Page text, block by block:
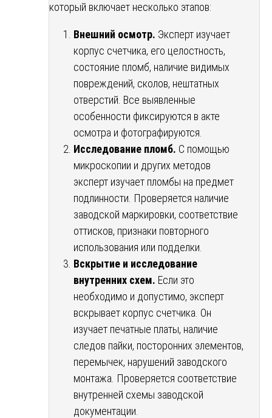
который включает несколько этапов:
Внешний осмотр. Эксперт изучает
корпус счетчика, его целостность,
состояние пломб, наличие видимых
повреждений, сколов, нештатных
отверстий. Все выявленные
особенности фиксируются в акте
осмотра и фотографируются.
Исследование пломб. С помощью
микроскопии и других методов
эксперт изучает пломбы на предмет
подлинности. Проверяется наличие
заводской маркировки, соответствие
оттисков, признаки повторного
использования или подделки.
Вскрытие и исследование
внутренних схем. Если это
необходимо и допустимо, эксперт
вскрывает корпус счетчика. Он
изучает печатные платы, наличие
следов пайки, посторонних элементов,
перемычек, нарушений заводского
монтажа. Проверяется соответствие
внутренней схемы заводской
документации.